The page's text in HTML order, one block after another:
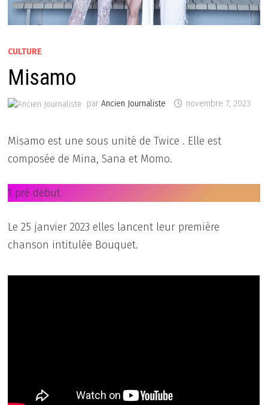
CULTURE
Misamo
parAncien Journaliste novembre 7, 2023
Misamo est une sous unité de Twice . Elle est
composée de Mina, Sana et Momo.
1 pré début
Le 25 janvier 2023 elles lancent leur première
chanson intitulée Bouquet.